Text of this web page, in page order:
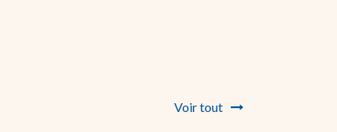
Voir tout